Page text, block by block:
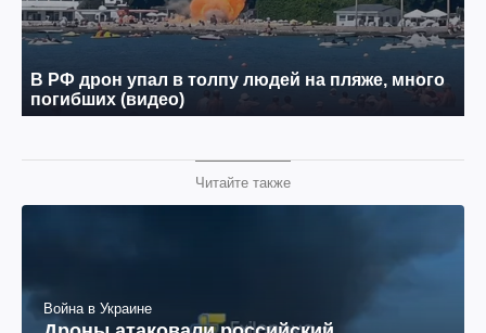
Читайте также
Война в Украине